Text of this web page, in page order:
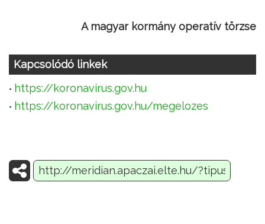
A magyar kormány operatív törzse
Kapcsolódó linkek
https://koronavirus.gov.hu
https://koronavirus.gov.hu/megelozes